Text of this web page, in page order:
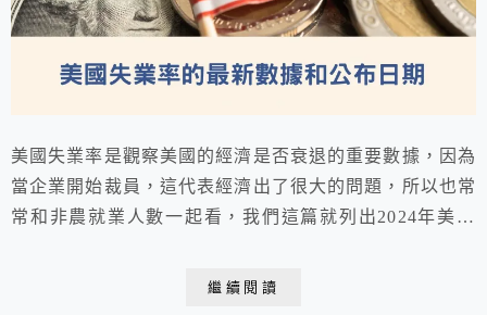
美國失業率是觀察美國的經濟是否衰退的重要數據，因為
當企業開始裁員，這代表經濟出了很大的問題，所以也常
常和非農就業人數一起看，我們這篇就列出2024年美國
繼續閱讀